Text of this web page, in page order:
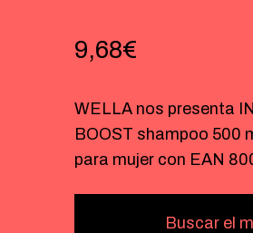
9,68€
WELLA nos presenta
BOOST shampoo 500
para mujer con EAN
Buscar el